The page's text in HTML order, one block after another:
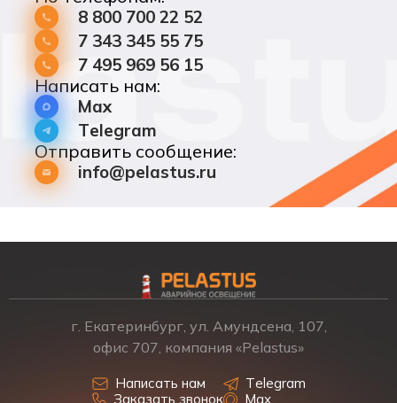
8 800 700 22 52
7 343 345 55 75
7 495 969 56 15
Написать нам:
Max
Telegram
Отправить сообщение:
info@pelastus.ru
г. Екатеринбург, ул. Амундсена, 107,
офис 707, компания «Pelastus»
Написать нам
Заказать звонок
Telegram
Max